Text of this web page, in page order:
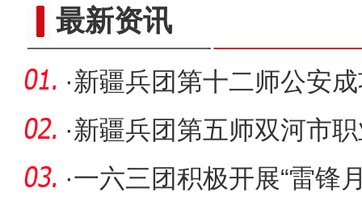
最新资讯
·新疆兵团第十二师公安
骗案件
·新疆兵团第五师双河市
断完善
·一六三团积极开展“雷锋